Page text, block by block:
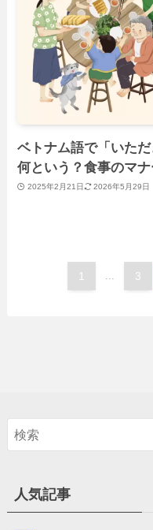
ベトナム語で「いた
何という？食事のマ
2025年2月21日 2026年5月29日
1 ... 3
人気記事